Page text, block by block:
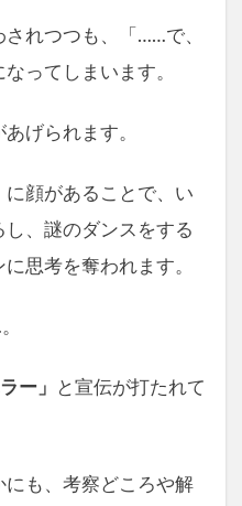
れつつも、「……で、
ってしまいます。
げられます。
顔があることで、い
、謎のダンスをする
思考を奪われます。
ー」 と宣伝が打たれて
も、考察どころや解